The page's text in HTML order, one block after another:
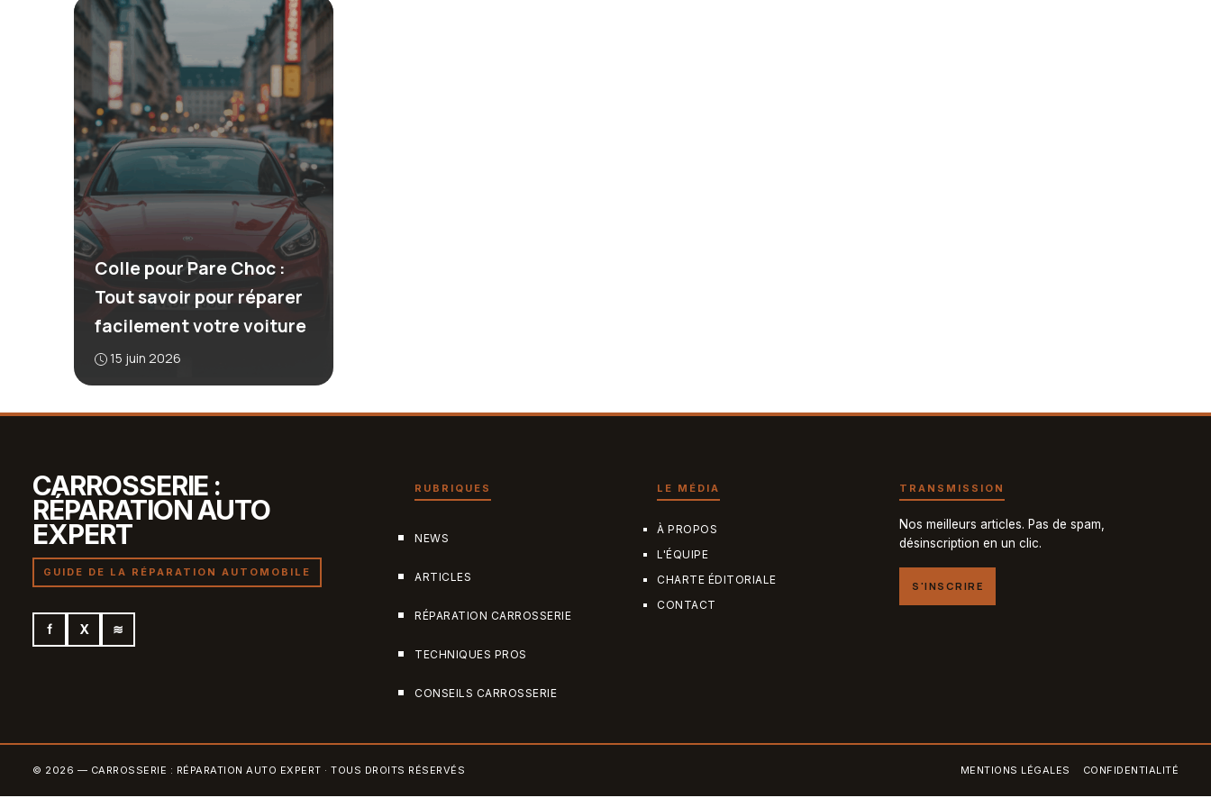
Colle pour Pare Choc :
Tout savoir pour réparer
facilement votre voiture
15 juin 2026
CARROSSERIE :
RÉPARATION AUTO
EXPERT
GUIDE DE LA RÉPARATION AUTOMOBILE
f X ≋
RUBRIQUES
NEWS
ARTICLES
RÉPARATION CARROSSERIE
TECHNIQUES PROS
CONSEILS CARROSSERIE
LE MÉDIA
À PROPOS
L'ÉQUIPE
CHARTE ÉDITORIALE
CONTACT
TRANSMISSION
Nos meilleurs articles. Pas de spam,
désinscription en un clic.
S'INSCRIRE
© 2026 — CARROSSERIE : RÉPARATION AUTO EXPERT · TOUS DROITS RÉSERVÉS MENTIONS LÉGALES CONFIDENTIALITÉ